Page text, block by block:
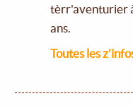
tèrr'aventurier
ans.
Toutes les